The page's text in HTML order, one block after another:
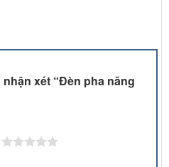
xét “Đèn pha năng